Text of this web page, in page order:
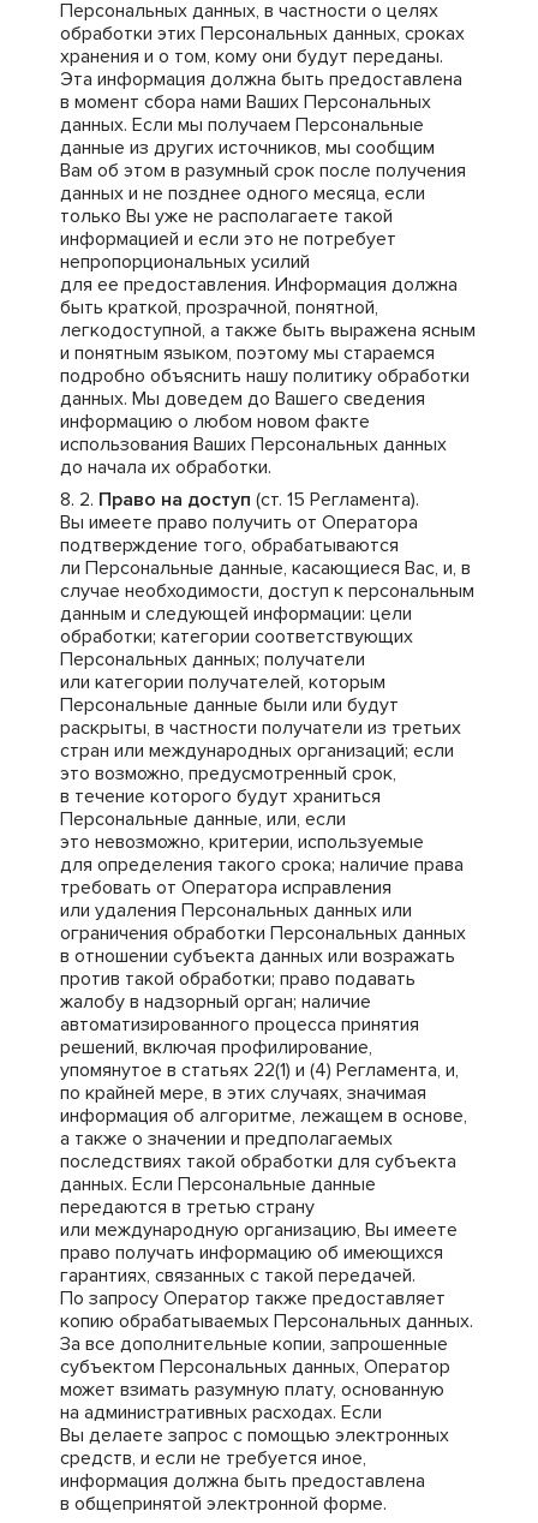
Персональных данных, в частности о целях
обработки этих Персональных данных, сроках
хранения и о том, кому они будут переданы.
Эта информация должна быть предоставлена
в момент сбора нами Ваших Персональных
данных. Если мы получаем Персональные
данные из других источников, мы сообщим
Вам об этом в разумный срок после получения
данных и не позднее одного месяца, если
только Вы уже не располагаете такой
информацией и если это не потребует
непропорциональных усилий
для ее предоставления. Информация должна
быть краткой, прозрачной, понятной,
легкодоступной, а также быть выражена ясным
и понятным языком, поэтому мы стараемся
подробно объяснить нашу политику обработки
данных. Мы доведем до Вашего сведения
информацию о любом новом факте
использования Ваших Персональных данных
до начала их обработки.
Право на доступ (ст. 15 Регламента).
Вы имеете право получить от Оператора
подтверждение того, обрабатываются
ли Персональные данные, касающиеся Вас, и, в
случае необходимости, доступ к персональным
данным и следующей информации: цели
обработки; категории соответствующих
Персональных данных; получатели
или категории получателей, которым
Персональные данные были или будут
раскрыты, в частности получатели из третьих
стран или международных организаций; если
это возможно, предусмотренный срок,
в течение которого будут храниться
Персональные данные, или, если
это невозможно, критерии, используемые
для определения такого срока; наличие права
требовать от Оператора исправления
или удаления Персональных данных или
ограничения обработки Персональных данных
в отношении субъекта данных или возражать
против такой обработки; право подавать
жалобу в надзорный орган; наличие
автоматизированного процесса принятия
решений, включая профилирование,
упомянутое в статьях 22(1) и (4) Регламента, и,
по крайней мере, в этих случаях, значимая
информация об алгоритме, лежащем в основе,
а также о значении и предполагаемых
последствиях такой обработки для субъекта
данных. Если Персональные данные
передаются в третью страну
или международную организацию, Вы имеете
право получать информацию об имеющихся
гарантиях, связанных с такой передачей.
По запросу Оператор также предоставляет
копию обрабатываемых Персональных данных.
За все дополнительные копии, запрошенные
субъектом Персональных данных, Оператор
может взимать разумную плату, основанную
на административных расходах. Если
Вы делаете запрос с помощью электронных
средств, и если не требуется иное,
информация должна быть предоставлена
в общепринятой электронной форме.